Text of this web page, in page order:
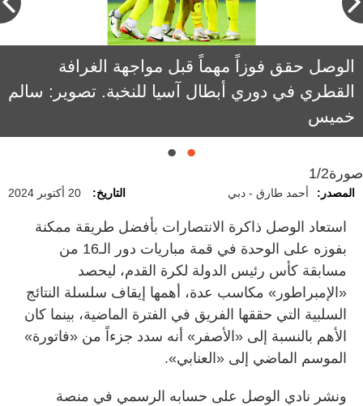
الوصل حقق فوزاً مهماً قبل مواجهة الغرافة
القطري في دوري أبطال آسيا للنخبة. تصوير: سالم
خميس
ميلوش ميلوييفتش: «الإمبراطور» كان يحتاج إلى
هذا الانتصار، لكونه لم يحقق نتائج جيدة في
المباريات الماضية.
صورة1/2
المصدر: أحمد طارق - دبي التاريخ: 20 أكتوبر 2024
استعاد الوصل ذاكرة الانتصارات بأفضل طريقة ممكنة
بفوزه على الوحدة في قمة مباريات دور الـ16 من
مسابقة كأس رئيس الدولة لكرة القدم، ليحصد
«الإمبراطور» مكاسب عدة، أهمها إيقاف سلسلة النتائج
السلبية التي حققها الفريق في الفترة الماضية، بينما كان
الأهم بالنسبة إلى «الأصفر» أنه سدد جزءاً من «فاتورة»
الموسم الماضي إلى «العنابي».
ونشر نادي الوصل على حسابه الرسمي في منصة